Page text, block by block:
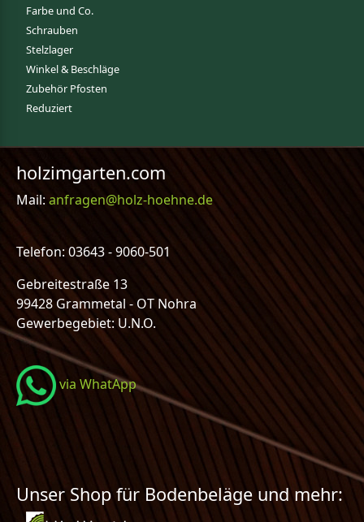
Farbe und Co.
Schrauben
Stelzlager
Winkel & Beschläge
Zubehör Pfosten
Reduziert
holzimgarten.com
Mail:anfragen@holz-hoehne.de
Telefon: 03643 - 9060-501
Gebreitestraße 13
99428 Grammetal - OT Nohra
Gewerbegebiet: U.N.O.
via WhatApp
Unser Shop für Bodenbeläge und mehr: